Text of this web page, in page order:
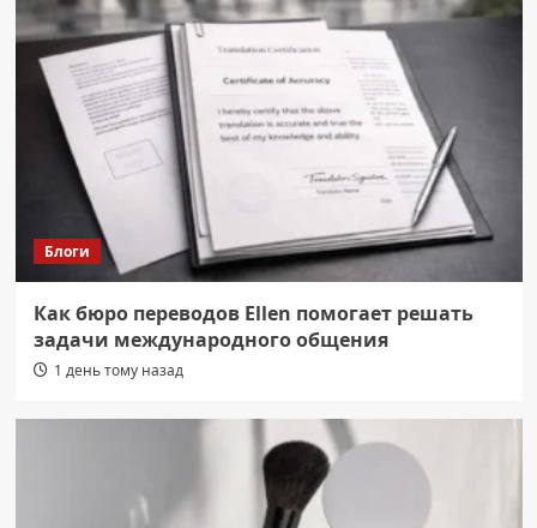
Блоги
Как бюро переводов Ellen помогает решать
задачи международного общения
1 день тому назад